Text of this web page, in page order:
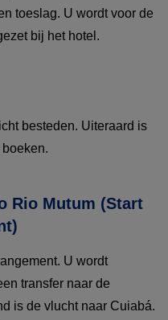
toeslag. U wordt voor de
bij het hotel.
besteden. Uiteraard is
Rio Mutum (Start
U wordt
transfer naar de
is de vlucht naar Cuiabá.